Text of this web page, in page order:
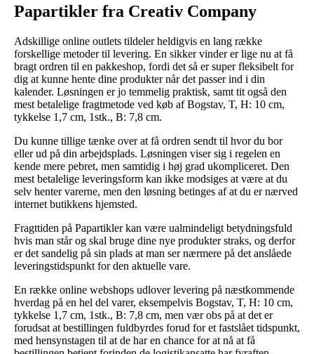
Papartikler fra Creativ Company
Adskillige online outlets tildeler heldigvis en lang række
forskellige metoder til levering. En sikker vinder er lige nu at få
bragt ordren til en pakkeshop, fordi det så er super fleksibelt for
dig at kunne hente dine produkter når det passer ind i din
kalender. Løsningen er jo temmelig praktisk, samt tit også den
mest betalelige fragtmetode ved køb af Bogstav, T, H: 10 cm,
tykkelse 1,7 cm, 1stk., B: 7,8 cm.
Du kunne tillige tænke over at få ordren sendt til hvor du bor
eller ud på din arbejdsplads. Løsningen viser sig i regelen en
kende mere pebret, men samtidig i høj grad ukompliceret. Den
mest betalelige leveringsform kan ikke modsiges at være at du
selv henter varerne, men den løsning betinges af at du er nærved
internet butikkens hjemsted.
Fragttiden på Papartikler kan være ualmindeligt betydningsfuld
hvis man står og skal bruge dine nye produkter straks, og derfor
er det sandelig på sin plads at man ser nærmere på det anslåede
leveringstidspunkt for den aktuelle vare.
En række online webshops udlover levering på næstkommende
hverdag på en hel del varer, eksempelvis Bogstav, T, H: 10 cm,
tykkelse 1,7 cm, 1stk., B: 7,8 cm, men vær obs på at det er
forudsat at bestillingen fuldbyrdes forud for et fastslået tidspunkt,
med hensynstagen til at de har en chance for at nå at få